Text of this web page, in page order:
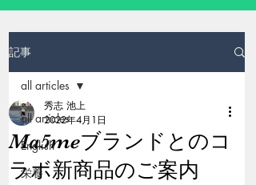
記事
all articles
English
栄養
all articles
Ma5meブランドとのコ
ラボ新商品のご案内
秀志 池上
2022年4月1日